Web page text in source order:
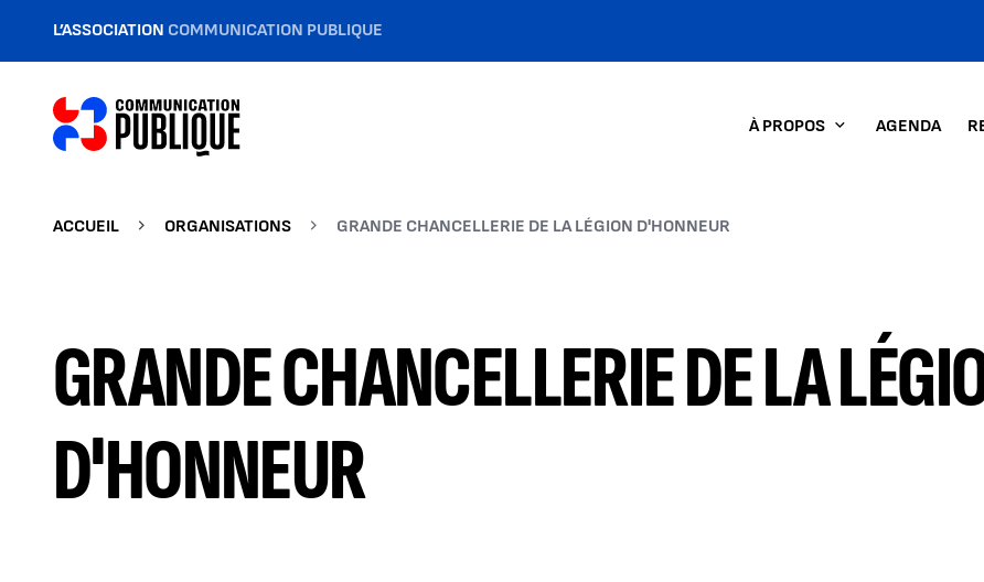
L’ASSOCIATION COMMUNICATION PUBLIQUE
À PROPOS AGENDA
ACCUEIL ORGANISATIONS GRANDE CHANCELLERIE DE LA LÉGION D'HONNEUR
GRANDE CHANCELLERIE DE LA
D'HONNEUR